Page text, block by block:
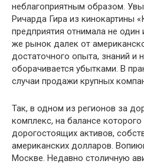
неблагоприятным образом.
Ричарда Гира из кинокартины
предприятия отнимала не
же рынок далек от
достаточного опыта, знаний и
оборачивается убытками. В
случаи продажи крупных
Так, в одном из регионов за
комплекс, на балансе
дорогостоящих активов,
американских долларов.
Москве. Недавно столичную